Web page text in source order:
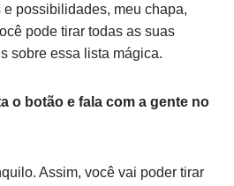
possibilidades, meu chapa,
pode tirar todas as suas
sobre essa lista mágica.
o botão e fala com a gente no
Assim, você vai poder tirar